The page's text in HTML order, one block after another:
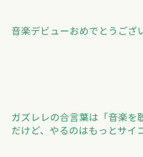
音楽デビューおめでとうござ
ガズレレの合言葉は「音楽を
だけど、やるのはもっとサイ